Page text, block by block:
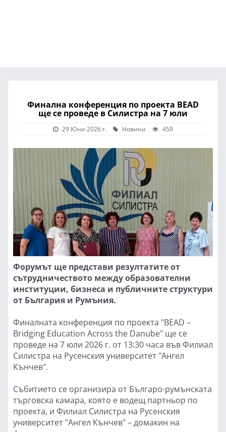
Финална конференция по проекта BEAD
ще се проведе в Силистра на 7 юли
29 Юни 2026 г. Новини 459
Форумът ще представи резултатите от
сътрудничеството между образователни
институции, бизнеса и публичните структури
от България и Румъния.
Финалната конференция по проекта "BEAD –
Bridging Education Across the Danube" ще се
проведе на 7 юли 2026 г. от 13:30 часа във Филиал
Силистра на Русенския университет "Ангел
Кънчев".
Събитието се организира от Българо-румънската
търговска камара, която е водещ партньор по
проекта, и Филиал Силистра на Русенския
университет "Ангел Кънчев" – домакин на